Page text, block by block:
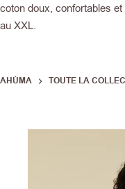
coton doux, confortables
au XXL.
AHÚMA TOUTE LA